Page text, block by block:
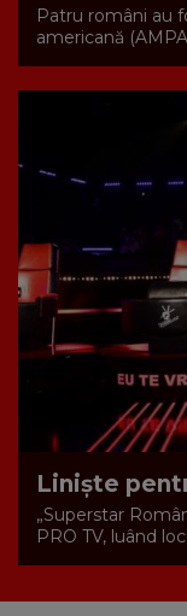
Patru români au
americană
Liniște
„Superstar
PRO TV, luând